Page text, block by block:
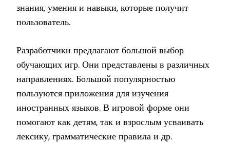
знания, умения и навыки, которые получит
пользователь.
Разработчики предлагают большой выбор
обучающих игр. Они представлены в различных
направлениях. Большой популярностью
пользуются приложения для изучения
иностранных языков. В игровой форме они
помогают как детям, так и взрослым усваивать
лексику, грамматические правила и др.